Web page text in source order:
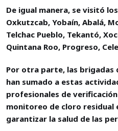
De igual manera, se visitó
Oxkutzcab, Yobaín, Abalá,
Telchac Pueblo, Tekantó,
Quintana Roo, Progreso,
Por otra parte, las brigadas
han sumado a estas
profesionales de
monitoreo de cloro residual
garantizar la salud de las